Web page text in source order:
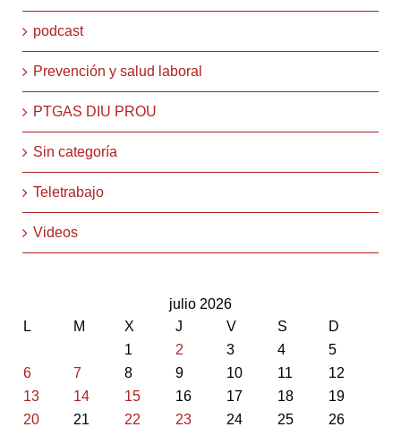
podcast
Prevención y salud laboral
PTGAS DIU PROU
Sin categoría
Teletrabajo
Videos
julio 2026
L
M X J V S
D
1
2 3 4
5
6
7 8 9 10 11
12
13
14 15 16 17 18
19
20
21 22 23 24 25 26